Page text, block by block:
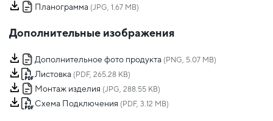
Планограмма (JPG, 1.67 MB)
Дополнительные изображения
Дополнительное фото продукта (PNG, 5.07 MB)
Листовка (PDF, 265.28 KB)
Монтаж изделия (JPG, 288.55 KB)
Схема Подключения (PDF, 3.12 MB)